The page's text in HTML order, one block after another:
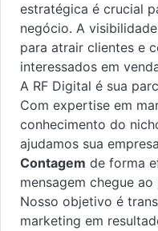
estratégica é crucial
negócio. A
para atrair clientes e
interessados em
A RF Digital é sua
Com expertise em
conhecimento do
ajudamos sua
Contagem de forma
mensagem chegue
Nosso objetivo é
marketing em